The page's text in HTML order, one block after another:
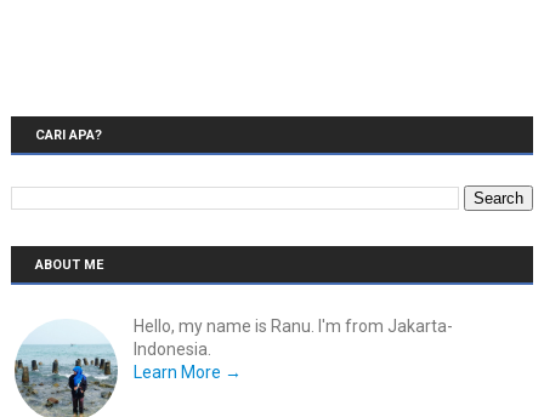
CARI APA?
ABOUT ME
Hello, my name is Ranu. I'm from Jakarta-
Indonesia.
Learn More →